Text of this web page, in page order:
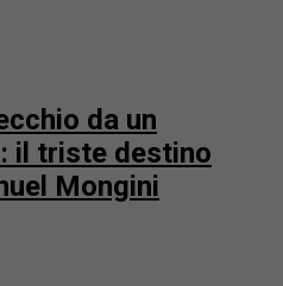
da un
il triste destino
Mongini